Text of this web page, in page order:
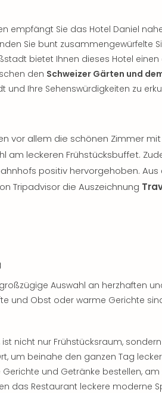
empfängt Sie das Hotel Daniel
Sie bunt zusammengewürfelte
bietet Ihnen dieses Hotel
den Schweizer Gärten und
und Ihre Sehenswürdigkeiten zu
vor allem die schönen Zimmer mit
am leckeren Frühstücksbuffet.
positiv hervorgehoben.
Tripadvisor die Auszeichnung
Auswahl an herzhaften
und Obst oder warme Gerichte
nicht nur Frühstücksraum,
um beinahe den ganzen Tag
und Getränke bestellen,
das Restaurant leckere moderne